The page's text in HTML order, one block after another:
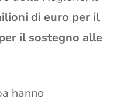
di euro per il
il sostegno alle
hanno